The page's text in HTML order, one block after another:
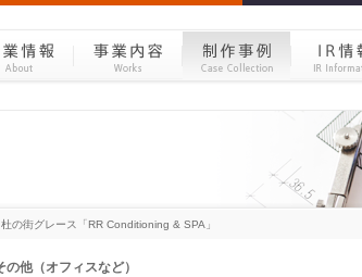
杜の街グレース「RR Conditioning & SPA」